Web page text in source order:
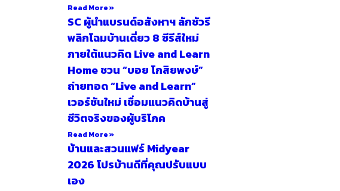
Read More »
SC ผู้นำแบรนด์อสังหาฯ ลักชัวรี
พลิกโฉมบ้านเดี่ยว 8 ซีรีส์ใหม่
ภายใต้แนวคิด Live and Learn
Home ชวน “บอย โกสิยพงษ์”
ถ่ายทอด “Live and Learn”
เวอร์ชันใหม่ เชื่อมแนวคิดบ้านสู่
ชีวิตจริงของผู้บริโภค
Read More »
บ้านและสวนแฟร์ Midyear
2026 โปรบ้านดีที่คุณปรับแบบ
เอง